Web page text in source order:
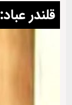
قلندر